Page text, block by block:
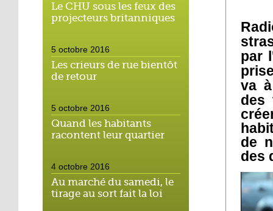
Le CHU sous les feux des
projecteurs britanniques
5 octobre 2016
Les crieurs de rue bientôt
de retour
5 octobre 2016
Quand les habitants
racontent leur quartier
4 octobre 2016
Au marché du samedi, le
tirage au sort fait la loi
par
va
des
de
des